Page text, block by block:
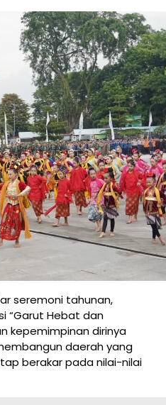
seremoni tahunan,
“Garut Hebat dan
kepemimpinan dirinya
daerah yang
berakar pada nilai-nilai